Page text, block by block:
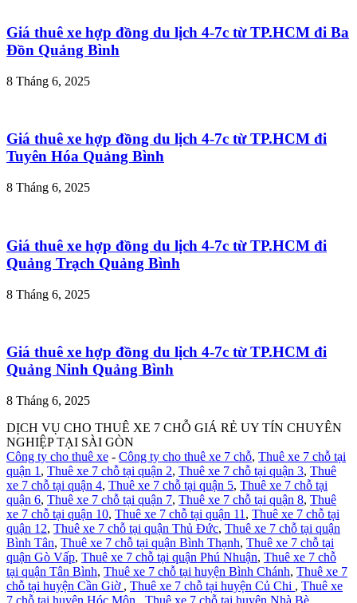
Giá thuê xe hợp đồng du lịch 4-7c từ TP.HCM đi Ba
Đồn Quảng Bình
8 Tháng 6, 2025
Giá thuê xe hợp đồng du lịch 4-7c từ TP.HCM đi
Tuyên Hóa Quảng Bình
8 Tháng 6, 2025
Giá thuê xe hợp đồng du lịch 4-7c từ TP.HCM đi
Quảng Trạch Quảng Bình
8 Tháng 6, 2025
Giá thuê xe hợp đồng du lịch 4-7c từ TP.HCM đi
Quảng Ninh Quảng Bình
8 Tháng 6, 2025
DỊCH VỤ CHO THUÊ XE 7 CHỖ GIÁ RẺ UY TÍN CHUYÊN
NGHIỆP TẠI SÀI GÒN
Công ty cho thuê xe - Công ty cho thuê xe 7 chỗ, Thuê xe 7 chỗ tại
quận 1 , Thuê xe 7 chỗ tại quận 2, Thuê xe 7 chỗ tại quận 3, Thuê
xe 7 chỗ tại quận 4, Thuê xe 7 chỗ tại quận 5, Thuê xe 7 chỗ tại
quận 6, Thuê xe 7 chỗ tại quận 7, Thuê xe 7 chỗ tại quận 8, Thuê
xe 7 chỗ tại quận 10, Thuê xe 7 chỗ tại quận 11 , Thuê xe 7 chỗ tại
quận 12, Thuê xe 7 chỗ tại quận Thủ Đức, Thuê xe 7 chỗ tại quận
Bình Tân, Thuê xe 7 chỗ tại quận Bình Thạnh, Thuê xe 7 chỗ tại
quận Gò Vấp, Thuê xe 7 chỗ tại quận Phú Nhuận, Thuê xe 7 chỗ
tại quận Tân Bình, Thuê xe 7 chỗ tại huyện Bình Chánh, Thuê xe 7
chỗ tại huyện Cần Giờ , Thuê xe 7 chỗ tại huyện Củ Chi , Thuê xe
7 chỗ tại huyện Hóc Môn
Thuê xe 7 chỗ tại huyện Nhà Bè